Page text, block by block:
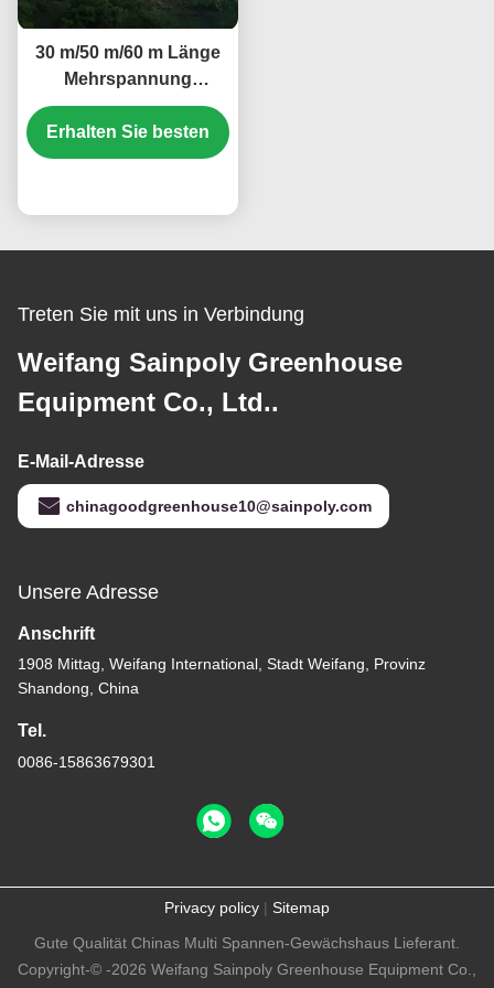
30 m/50 m/60 m Länge
Mehrspannung
Gewächshaus
Gemüsepflanze
Kunststofffolie
Erhalten Sie besten
Treten Sie mit uns in Verbindung
Weifang Sainpoly Greenhouse
Equipment Co., Ltd..
E-Mail-Adresse
chinagoodgreenhouse10@sainpoly.com
Unsere Adresse
Anschrift
1908 Mittag, Weifang International, Stadt Weifang, Provinz
Shandong, China
Tel.
0086-15863679301
Privacy policy | Sitemap
Gute Qualität Chinas Multi Spannen-Gewächshaus Lieferant.
Copyright-© -2026 Weifang Sainpoly Greenhouse Equipment Co.,